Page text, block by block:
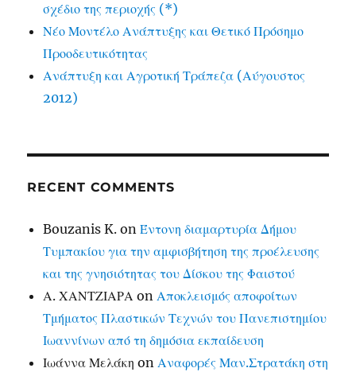
σχέδιο της περιοχής (*)
Νέο Μοντέλο Ανάπτυξης και Θετικό Πρόσημο
Προοδευτικότητας
Ανάπτυξη και Αγροτική Τράπεζα (Αύγουστος
2012)
RECENT COMMENTS
Bouzanis K. onΈντονη διαμαρτυρία Δήμου
Τυμπακίου για την αμφισβήτηση της προέλευσης
και της γνησιότητας του Δίσκου της Φαιστού
Α. ΧΑΝΤΖΙΑΡΑ onΑποκλεισμός αποφοίτων
Τμήματος Πλαστικών Τεχνών του Πανεπιστημίου
Ιωαννίνων από τη δημόσια εκπαίδευση
Ιωάννα Μελάκη onΑναφορές Μαν.Στρατάκη στη